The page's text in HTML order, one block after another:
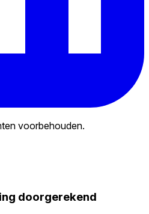
voorbehouden.
doorgerekend